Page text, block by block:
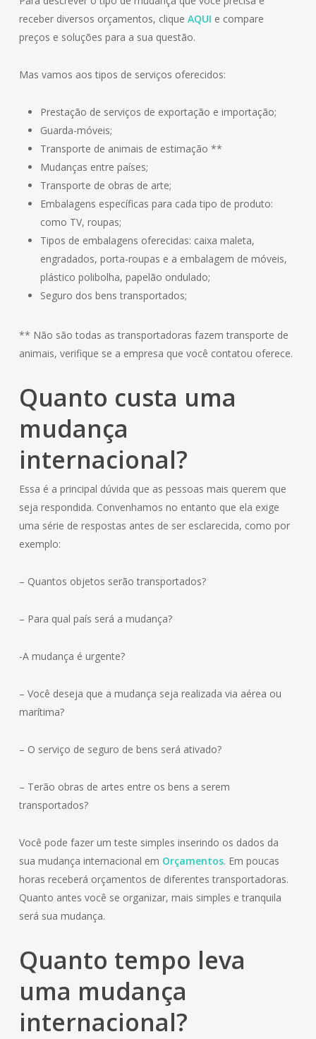
receber diversos orçamentos, clique AQUI e compare
preços e soluções para a sua questão.
Mas vamos aos tipos de serviços oferecidos:
Prestação de serviços de exportação e importação;
Guarda-móveis;
Transporte de animais de estimação **
Mudanças entre países;
Transporte de obras de arte;
Embalagens específicas para cada tipo de produto:
como TV, roupas;
Tipos de embalagens oferecidas: caixa maleta,
engradados, porta-roupas e a embalagem de móveis,
plástico polibolha, papelão ondulado;
Seguro dos bens transportados;
** Não são todas as transportadoras fazem transporte de
animais, verifique se a empresa que você contatou oferece.
Quanto custa uma
mudança
internacional?
Essa é a principal dúvida que as pessoas mais querem que
seja respondida. Convenhamos no entanto que ela exige
uma série de respostas antes de ser esclarecida, como por
exemplo:
– Quantos objetos serão transportados?
– Para qual país será a mudança?
-A mudança é urgente?
– Você deseja que a mudança seja realizada via aérea ou
marítima?
– O serviço de seguro de bens será ativado?
– Terão obras de artes entre os bens a serem
transportados?
Você pode fazer um teste simples inserindo os dados da
sua mudança internacional em Orçamentos. Em poucas
horas receberá orçamentos de diferentes transportadoras.
Quanto antes você se organizar, mais simples e tranquila
será sua mudança.
Quanto tempo leva
uma mudança
internacional?